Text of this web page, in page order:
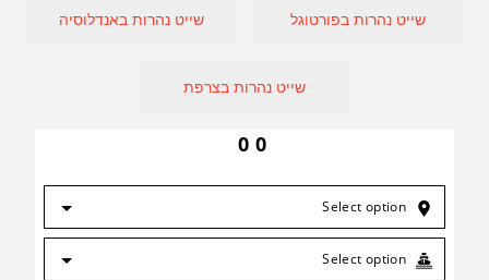
שייט נהרות בפורטוגל שייט נהרות באנדלוסיה
שייט נהרות בצרפת
0
0
Select option
Select option